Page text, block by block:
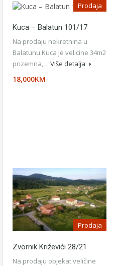
Prodaja
Kuca – Balatun 101/17
Na prodaju nekretnina u
Balatunu.Kuca je velicine 34m2
prizemna,… Više detalja
18,000KM
Prodaja
Zvornik Križevići 28/21
Na prodaju objekat veličine